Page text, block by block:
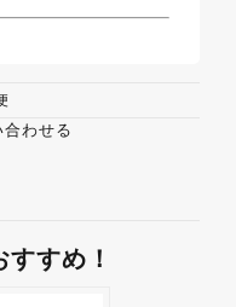
合わせる
すめ！